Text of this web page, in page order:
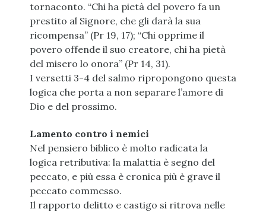
tornaconto. “Chi ha pietà del povero fa un
prestito al Signore, che gli darà la sua
ricompensa” (Pr 19, 17); “Chi opprime il
povero offende il suo creatore, chi ha pietà
del misero lo onora” (Pr 14, 31).
I versetti 3-4 del salmo ripropongono questa
logica che porta a non separare l’amore di
Dio e del prossimo.
Lamento contro i nemici
Nel pensiero biblico è molto radicata la
logica retributiva: la malattia è segno del
peccato, e più essa è cronica più è grave il
peccato commesso.
Il rapporto delitto e castigo si ritrova nelle